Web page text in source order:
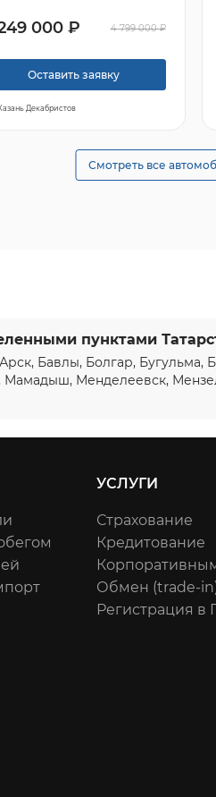
000 ₽ 4 799 000 ₽
Оставить заявку
Декабристов
Смотреть все
пунктами
Бавлы, Болгар, Бугульма,
Менделеевск,
УСЛУГИ
Страхование
Кредитование
Обмен (trade-
Регистрация